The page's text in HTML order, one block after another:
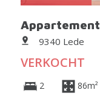
Appartement
9340 Lede
VERKOCHT
2 86m²